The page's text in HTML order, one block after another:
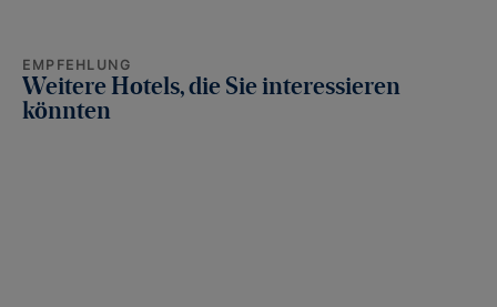
EMPFEHLUNG
Weitere Hotels, die Sie interessieren
könnten